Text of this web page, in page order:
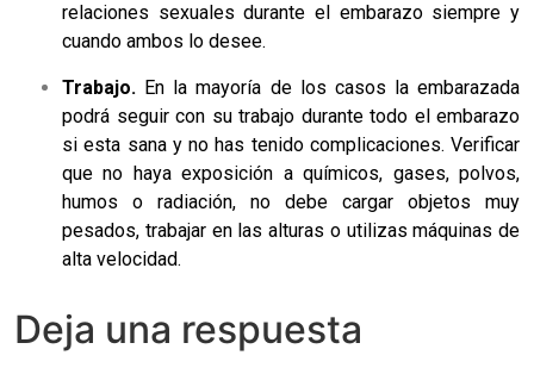
relaciones sexuales durante el embarazo siempre y
cuando ambos lo desee.
Trabajo. En la mayoría de los casos la embarazada
podrá seguir con su trabajo durante todo el embarazo
si esta sana y no has tenido complicaciones. Verificar
que no haya exposición a químicos, gases, polvos,
humos o radiación, no debe cargar objetos muy
pesados, trabajar en las alturas o utilizas máquinas de
alta velocidad.
Deja una respuesta